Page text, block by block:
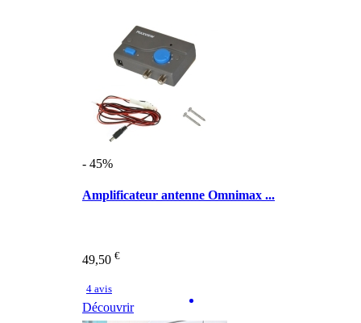
- 45%
Amplificateur antenne Omnimax ...
49,50 €
4 avis
Découvrir